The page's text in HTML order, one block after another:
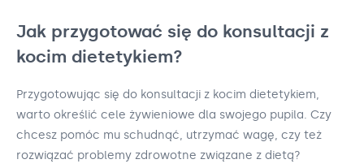
Jak przygotować się do konsultacji z
kocim dietetykiem?
Przygotowując się do konsultacji z kocim dietetykiem,
warto określić cele żywieniowe dla swojego pupila. Czy
chcesz pomóc mu schudnąć, utrzymać wagę, czy też
rozwiązać problemy zdrowotne związane z dietą?